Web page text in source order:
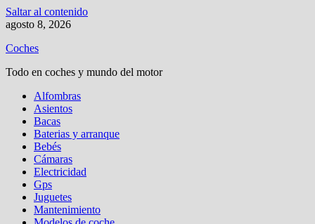
Saltar al contenido
agosto 8, 2026
Coches
Todo en coches y mundo del motor
Alfombras
Asientos
Bacas
Baterias y arranque
Bebés
Cámaras
Electricidad
Gps
Juguetes
Mantenimiento